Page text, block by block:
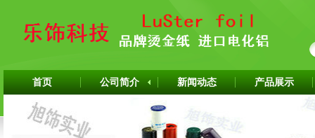
首页 公司简介 新闻动态 产品展示